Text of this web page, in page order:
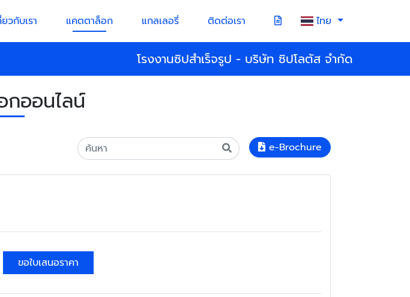
ยวกับเรา แคตตาล็อก แกลเลอรี่ ติดต่อเรา ไทย
โรงงานซิปสำเร็จรูป - บริษัท ซิปโลตัส จำกัด
กออนไลน์
e-Brochure
ขอใบเสนอราคา